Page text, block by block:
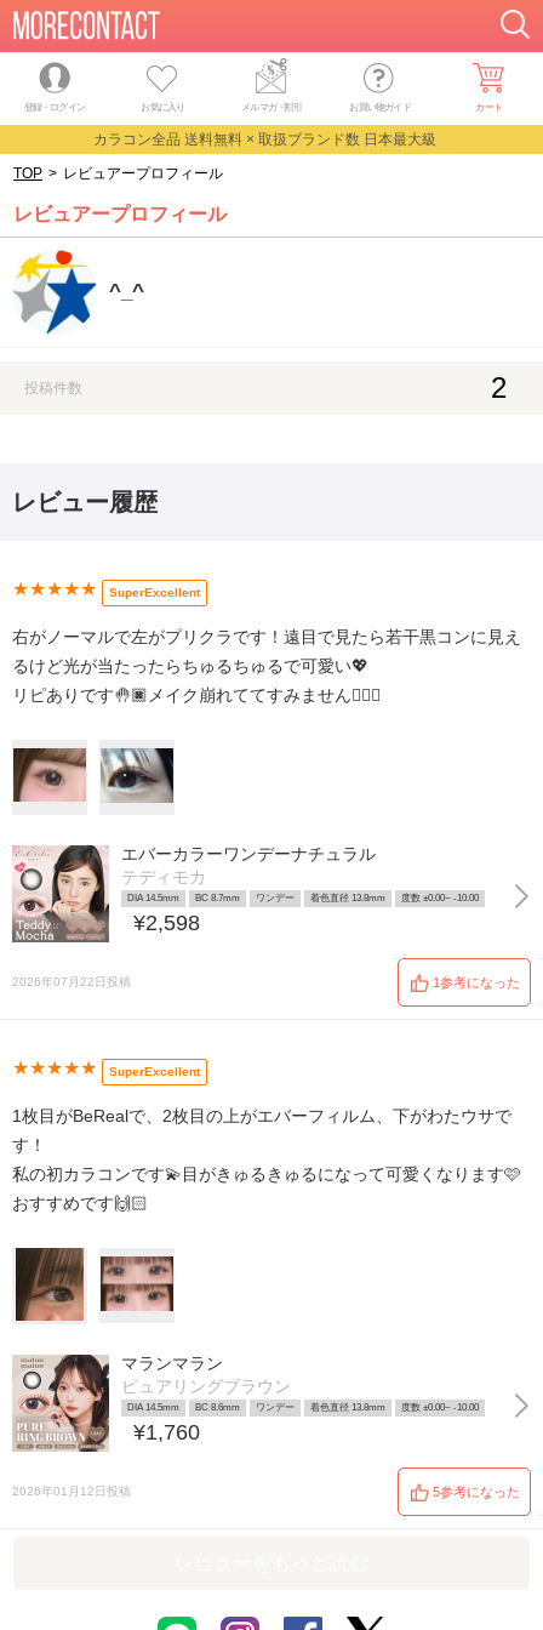
登録・ログイン お気に入り メルマガ・割引 お買い物ガイド カート
カラコン全品 送料無料 × 取扱ブランド数 日本最大級
TOP > レビュアープロフィール
レビュアープロフィール
^⁠_⁠^
投稿件数 2
レビュー履歴
★★★★★ SuperExcellent
右がノーマルで左がプリクラです！遠目で見たら若干黒コンに見え
るけど光が当たったらちゅるちゅるで可愛い💖
リピありです🤚🏿メイク崩れててすみません🙇🏻‍♀️
エバーカラーワンデーナチュラル
テディモカ
DIA 14.5mm BC 8.7mm ワンデー 着色直径 13.8mm 度数 ±0.00~ -10.00
¥2,598
2026年07月22日投稿 1参考になった
★★★★★ SuperExcellent
1枚目がBeRealで、2枚目の上がエバーフィルム、下がわたウサで
す！
私の初カラコンです💫目がきゅるきゅるになって可愛くなります🩷
おすすめです🙌🏻
マランマラン
ピュアリングブラウン
DIA 14.5mm BC 8.6mm ワンデー 着色直径 13.8mm 度数 ±0.00~ -10.00
¥1,760
2026年01月12日投稿 5参考になった